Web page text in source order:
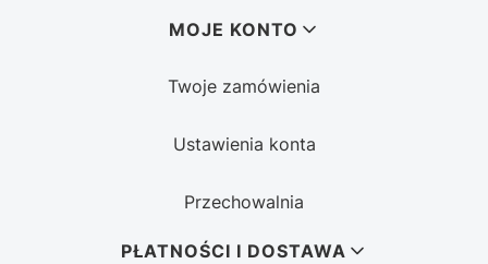
MOJE KONTO
Twoje zamówienia
Ustawienia konta
Przechowalnia
PŁATNOŚCI I DOSTAWA